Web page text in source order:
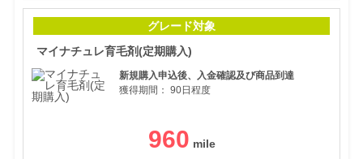
グレード対象
マイナチュレ育毛剤(定期購入)
新規購入申込後、入金確認及び商品到達
獲得期間： 90日程度
960